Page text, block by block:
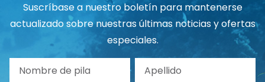
Suscríbase a nuestro boletín para mantenerse
actualizado sobre nuestras últimas noticias y ofertas
especiales.
Nombre de pila